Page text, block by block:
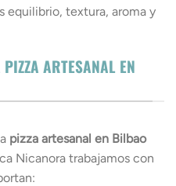
equilibrio, textura, aroma y
ARTESANAL EN
pizza artesanal en Bilbao
Nicanora trabajamos con